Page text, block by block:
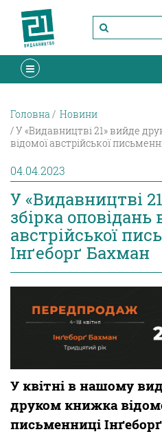
Головна
Новини
У «Видавництві 21» вийде
відомої австрійської
04.04.2023
У «Видавництві
збірка оповідань
австрійської
Інґеборґ Бахман
У квітні в нашому
друком книжка
письменниці Інґеборґ